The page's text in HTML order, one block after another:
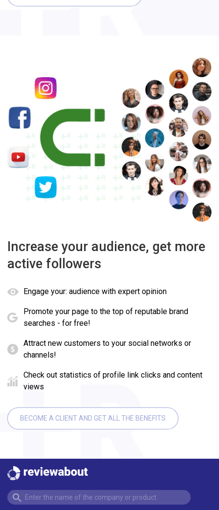
Increase your audience, get more
active followers
Engage your: audience with expert opinion
Promote your page to the top of reputable brand
searches - for free!
Attract new customers to your social networks or
channels!
Check out statistics of profile link clicks and content
views
BECOME A CLIENT AND GET ALL THE BENEFITS